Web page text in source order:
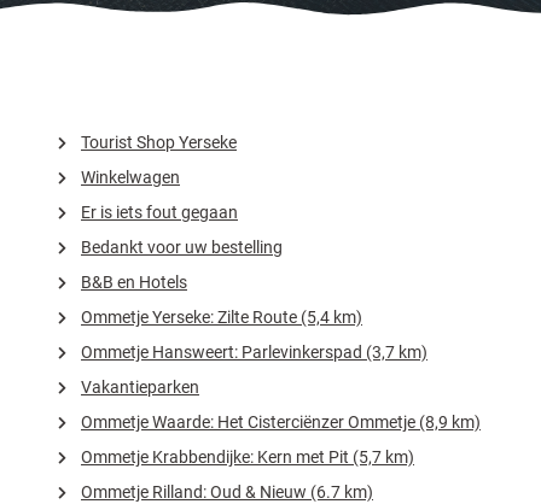
Tourist Shop Yerseke
Winkelwagen
Er is iets fout gegaan
Bedankt voor uw bestelling
B&B en Hotels
Ommetje Yerseke: Zilte Route (5,4 km)
Ommetje Hansweert: Parlevinkerspad (3,7 km)
Vakantieparken
Ommetje Waarde: Het Cisterciënzer Ommetje (8,9 km)
Ommetje Krabbendijke: Kern met Pit (5,7 km)
Ommetje Rilland: Oud & Nieuw (6.7 km)